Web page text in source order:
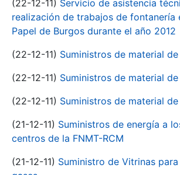
(22-12-11) Servicio de asistencia
realización de trabajos de fontanería
Papel de Burgos durante el año 2012
(22-12-11) Suministros de material
(22-12-11) Suministros de material
(22-12-11) Suministros de material
(21-12-11) Suministros de energía a
centros de la FNMT-RCM
(21-12-11) Suministro de Vitrinas